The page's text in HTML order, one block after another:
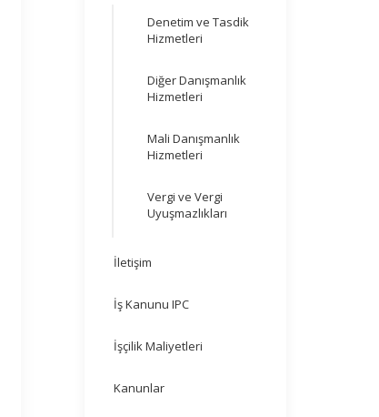
Denetim ve Tasdik
Hizmetleri
Diğer Danışmanlık
Hizmetleri
Mali Danışmanlık
Hizmetleri
Vergi ve Vergi
Uyuşmazlıkları
İletişim
İş Kanunu IPC
İşçilik Maliyetleri
Kanunlar